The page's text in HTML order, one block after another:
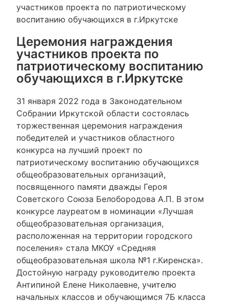
участников проекта по патриотическому
воспитанию обучающихся в г.Иркутске
Церемония награждения
участников проекта по
патриотическому воспитанию
обучающихся в г.Иркутске
31 января 2022 года в Законодательном
Собрании Иркутской области состоялась
торжественная церемония награждения
победителей и участников областного
конкурса на лучший проект по
патриотическому воспитанию обучающихся
общеобразовательных организаций,
посвященного памяти дважды Героя
Советского Союза Белобородова А.П. В этом
конкурсе лауреатом в номинации «Лучшая
общеобразовательная организация,
расположенная на территории городского
поселения» стала МКОУ «Средняя
общеобразовательная школа №1 г.Киренска».
Достойную награду руководителю проекта
Антипиной Елене Николаевне, учителю
начальных классов и обучающимся 7Б класса